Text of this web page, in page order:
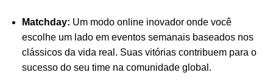
Matchday: Um modo online inovador onde você
escolhe um lado em eventos semanais baseados nos
clássicos da vida real. Suas vitórias contribuem para o
sucesso do seu time na comunidade global.